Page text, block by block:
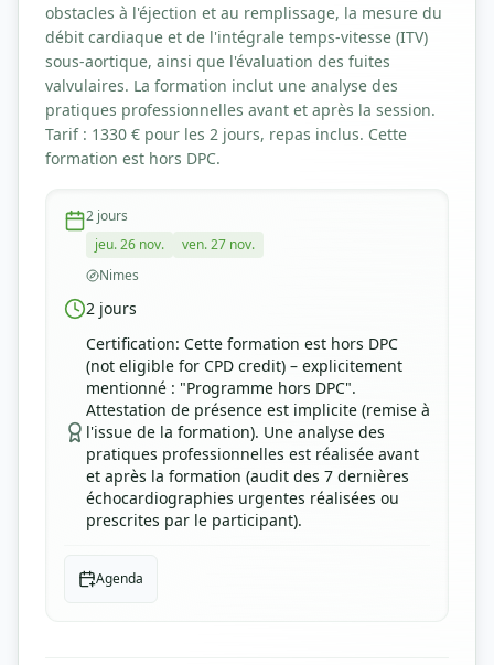
obstacles à l'éjection et au remplissage, la mesure du
débit cardiaque et de l'intégrale temps-vitesse (ITV)
sous-aortique, ainsi que l'évaluation des fuites
valvulaires. La formation inclut une analyse des
pratiques professionnelles avant et après la session.
Tarif : 1330 € pour les 2 jours, repas inclus. Cette
formation est hors DPC.
2 jours
jeu. 26 nov.
ven. 27 nov.
Nimes
2 jours
Certification: Cette formation est hors DPC
(not eligible for CPD credit) – explicitement
mentionné : "Programme hors DPC".
Attestation de présence est implicite (remise à
l'issue de la formation). Une analyse des
pratiques professionnelles est réalisée avant
et après la formation (audit des 7 dernières
échocardiographies urgentes réalisées ou
prescrites par le participant).
Agenda